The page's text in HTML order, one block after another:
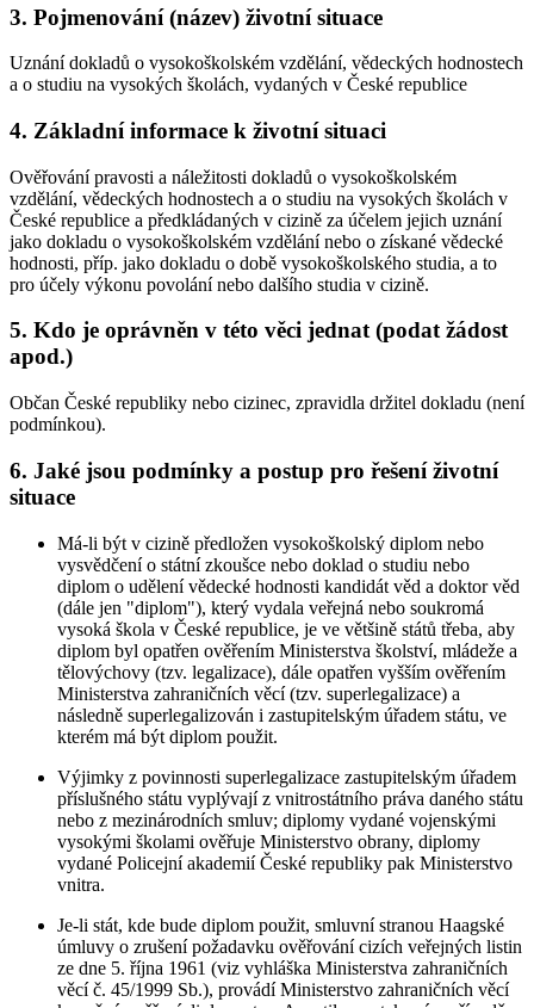
3. Pojmenování (název) životní situace
Uznání dokladů o vysokoškolském vzdělání, vědeckých hodnostech
a o studiu na vysokých školách, vydaných v České republice
4. Základní informace k životní situaci
Ověřování pravosti a náležitosti dokladů o vysokoškolském
vzdělání, vědeckých hodnostech a o studiu na vysokých školách v
České republice a předkládaných v cizině za účelem jejich uznání
jako dokladu o vysokoškolském vzdělání nebo o získané vědecké
hodnosti, příp. jako dokladu o době vysokoškolského studia, a to
pro účely výkonu povolání nebo dalšího studia v cizině.
5. Kdo je oprávněn v této věci jednat (podat žádost
apod.)
Občan České republiky nebo cizinec, zpravidla držitel dokladu (není
podmínkou).
6. Jaké jsou podmínky a postup pro řešení životní
situace
Má-li být v cizině předložen vysokoškolský diplom nebo
vysvědčení o státní zkoušce nebo doklad o studiu nebo
diplom o udělení vědecké hodnosti kandidát věd a doktor věd
(dále jen "diplom"), který vydala veřejná nebo soukromá
vysoká škola v České republice, je ve většině států třeba, aby
diplom byl opatřen ověřením Ministerstva školství, mládeže a
tělovýchovy (tzv. legalizace), dále opatřen vyšším ověřením
Ministerstva zahraničních věcí (tzv. superlegalizace) a
následně superlegalizován i zastupitelským úřadem státu, ve
kterém má být diplom použit.
Výjimky z povinnosti superlegalizace zastupitelským úřadem
příslušného státu vyplývají z vnitrostátního práva daného státu
nebo z mezinárodních smluv; diplomy vydané vojenskými
vysokými školami ověřuje Ministerstvo obrany, diplomy
vydané Policejní akademií České republiky pak Ministerstvo
vnitra.
Je-li stát, kde bude diplom použit, smluvní stranou Haagské
úmluvy o zrušení požadavku ověřování cizích veřejných listin
ze dne 5. října 1961 (viz vyhláška Ministerstva zahraničních
věcí č. 45/1999 Sb.), provádí Ministerstvo zahraničních věcí